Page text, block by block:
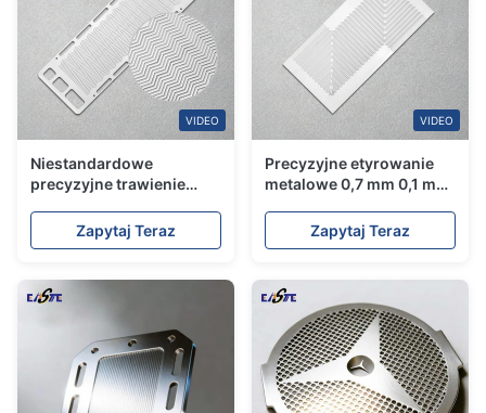
VIDEO
Niestandardowe
precyzyjne trawienie
mm metalowe płytki
bipolarne do ogniw
Zapytaj Teraz
VIDEO
Precyzyjne etyrowanie
metalowe 0,7 mm 0,1 mm
dwubiegunowe z
ogniwami paliwowymi
Zapytaj Teraz